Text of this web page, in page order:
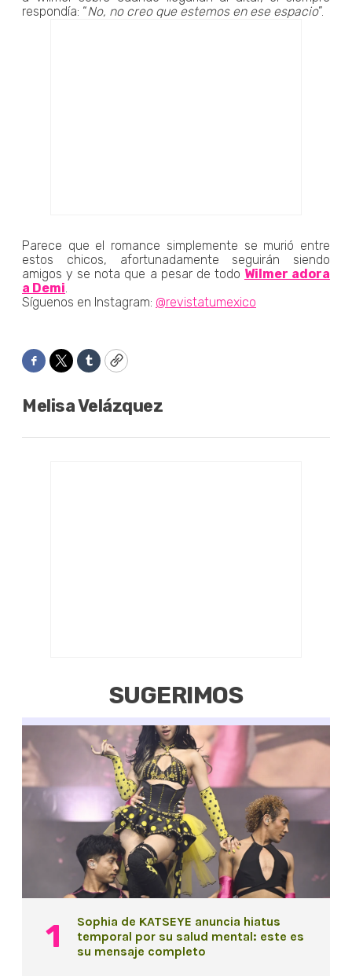
respondía: “No, no creo que estemos en ese espacio”.
Parece que el romance simplemente se murió entre
estos chicos, afortunadamente seguirán siendo
amigos y se nota que a pesar de todo Wilmer adora
a Demi
Síguenos en Instagram: @revistatumexico
Facebook
TwitterTumblrCopy
Melisa Velázquez
SUGERIMOS
Sophia de KATSEYE anuncia hiatus
temporal por su salud mental: este es
su mensaje completo